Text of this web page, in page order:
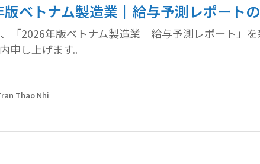
ベトナム製造業｜給与予測レポート
「2026年版ベトナム製造業｜給与予測レポート」
申し上げます。
Thao Nhi